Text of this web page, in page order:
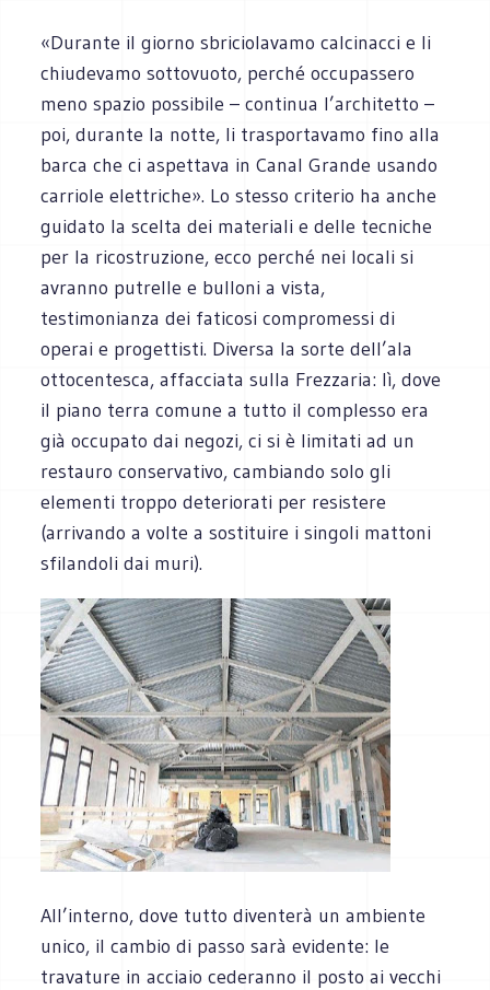
«Durante il giorno sbriciolavamo calcinacci e li
chiudevamo sottovuoto, perché occupassero
meno spazio possibile – continua l’architetto –
poi, durante la notte, li trasportavamo fino alla
barca che ci aspettava in Canal Grande usando
carriole elettriche». Lo stesso criterio ha anche
guidato la scelta dei materiali e delle tecniche
per la ricostruzione, ecco perché nei locali si
avranno putrelle e bulloni a vista,
testimonianza dei faticosi compromessi di
operai e progettisti. Diversa la sorte dell’ala
ottocentesca, affacciata sulla Frezzaria: lì, dove
il piano terra comune a tutto il complesso era
già occupato dai negozi, ci si è limitati ad un
restauro conservativo, cambiando solo gli
elementi troppo deteriorati per resistere
(arrivando a volte a sostituire i singoli mattoni
sfilandoli dai muri).
All’interno, dove tutto diventerà un ambiente
unico, il cambio di passo sarà evidente: le
travature in acciaio cederanno il posto ai vecchi